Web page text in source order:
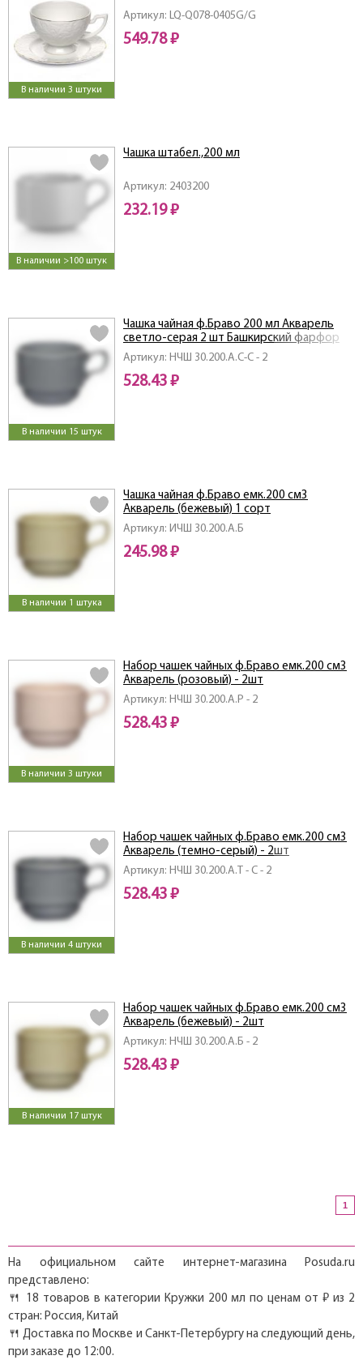
В наличии 3 штуки
Артикул: LQ-Q078-0405G/G
549.78 ₽
В наличии >100 штук
Артикул: 2403200
Чашка штабел.,200 мл
232.19 ₽
В наличии 15 штук
Артикул: НЧШ 30.200.А.С-С - 2
Чашка чайная ф.Браво 200 мл Акварель
светло-серая 2 шт Башкирский фарфор
528.43 ₽
В наличии 1 штука
Артикул: ИЧШ 30.200.А.Б
Чашка чайная ф.Браво емк.200 см3
Акварель (бежевый) 1 сорт
245.98 ₽
В наличии 3 штуки
Артикул: НЧШ 30.200.А.Р - 2
Набор чашек чайных ф.Браво емк.200 см3
Акварель (розовый) - 2шт
528.43 ₽
В наличии 4 штуки
Артикул: НЧШ 30.200.А.Т - С - 2
Набор чашек чайных ф.Браво емк.200 см3
Акварель (темно-серый) - 2шт
528.43 ₽
В наличии 17 штук
Артикул: НЧШ 30.200.А.Б - 2
Набор чашек чайных ф.Браво емк.200 см3
Акварель (бежевый) - 2шт
528.43 ₽
1
На официальном сайте интернет-магазина Posuda.ru
представлено:
🍴 18 товаров в категории Кружки 200 мл по ценам от ₽ из 2
стран: Россия, Китай
🍴 Доставка по Москве и Санкт-Петербургу на следующий день,
при заказе до 12:00.